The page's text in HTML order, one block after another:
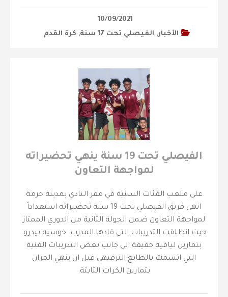
10/09/2021
الأخبار, ‫الفيصلي‬⁩ تحت 17 سنة , كرة القدم
‏⁧الفيصلي‬⁩ تحت 19 سنة ينهي تحضيراته
لمواجهة التعاون
على ملعب الفئات السنية في مقر النادي بمدينة حرمة
انهى فريق الفيصلي تحت 19 سنة تحضيراته استعداداً
لمواجهة التعاون ضمن الجولة الثانية من الدوري الممتاز
حيث انطلقت التدريبات التي قادها المدرب خوسيه بيدرو
بتمارين لياقية خفيفة الى جانب بعض التدريبات الفنية
التي اتسمت بالطابع الترفيهي قبل ان ينهي المران
بتمارين الكرات الثابتة.